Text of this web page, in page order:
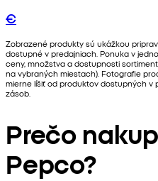
€
Zobrazené produkty sú ukážkou
dostupné v predajniach. Ponuka v
ceny, množstva a dostupnosti
na vybraných miestach). Fotografie
mierne líšiť od produktov dostupných v
zásob.
Prečo
Pepco?